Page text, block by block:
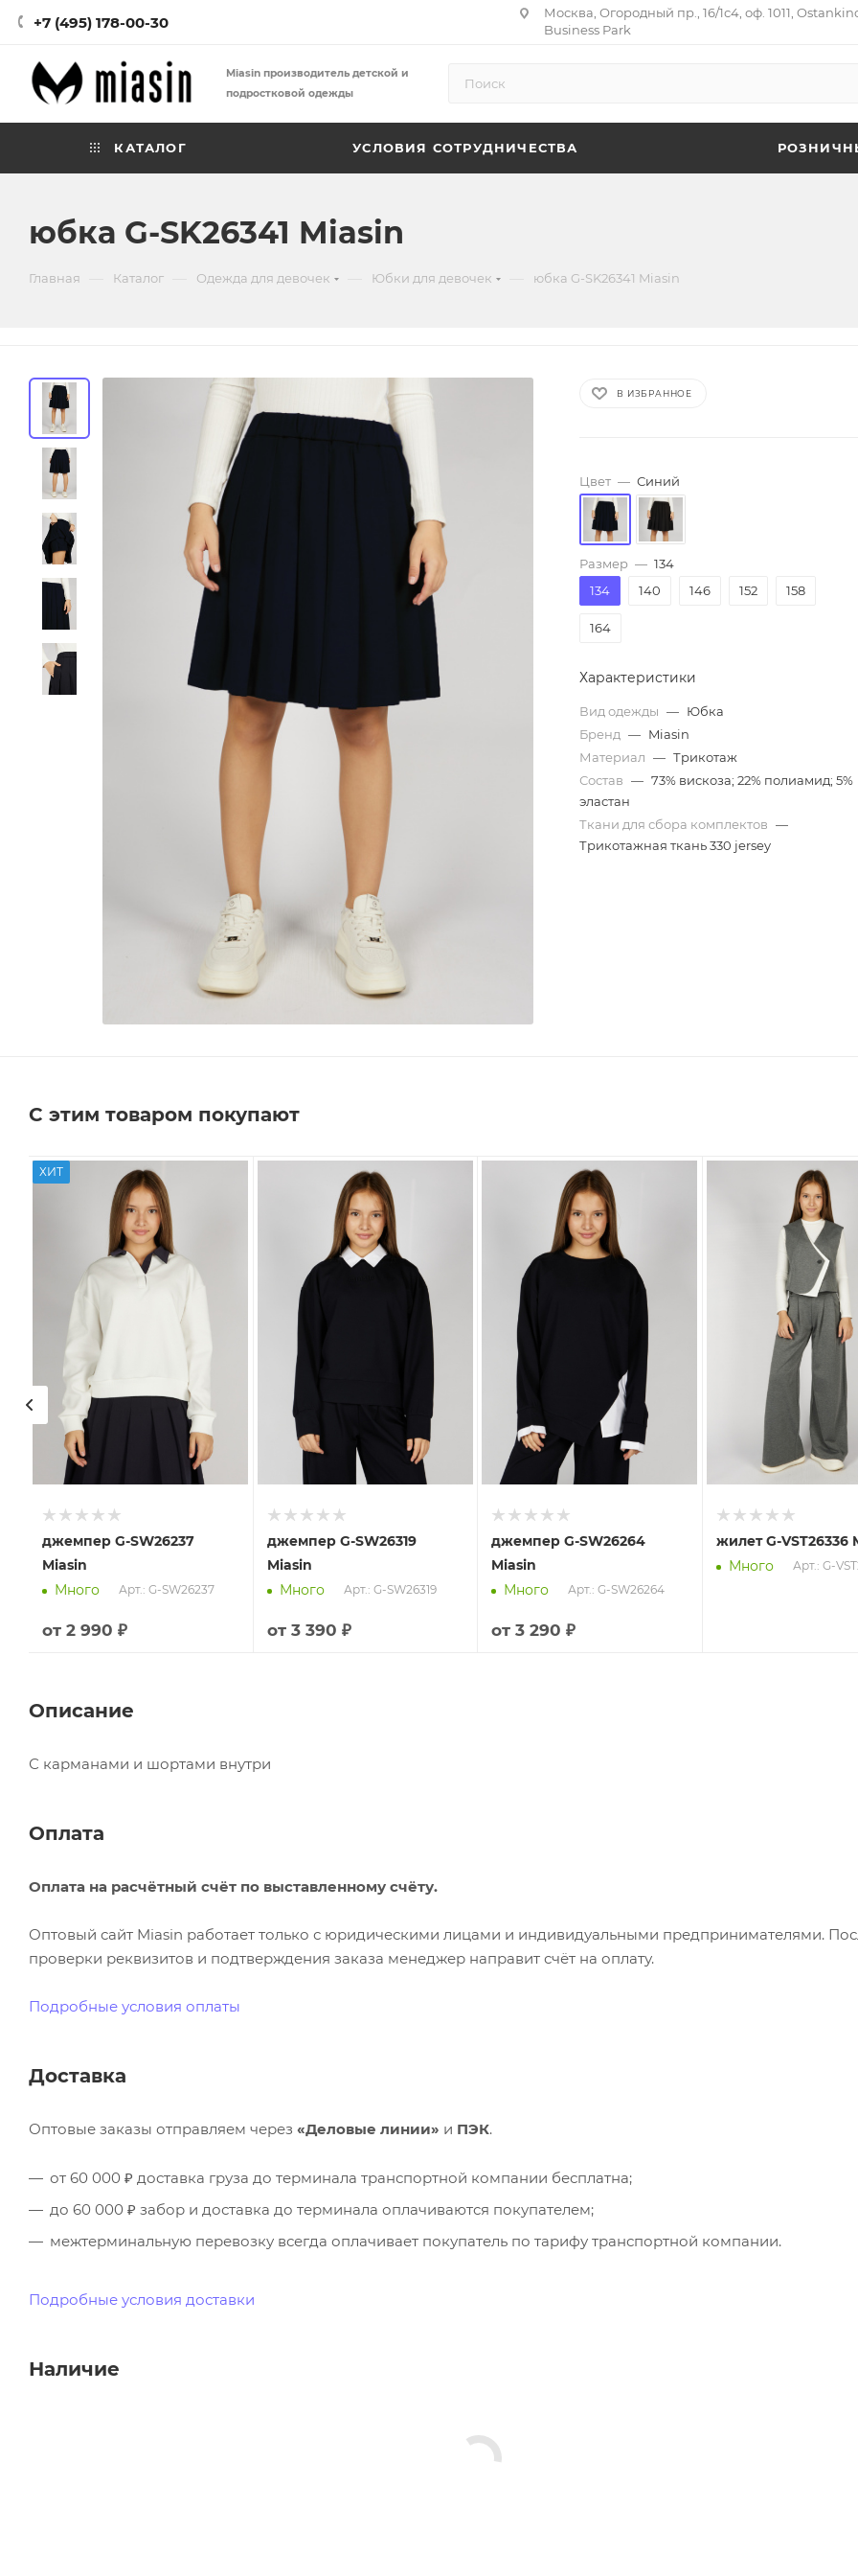
+7 (495) 178-00-30
Москва, Огородный пр., 16/1с4, оф. 1011,
Business Park
Miasin производитель детской и
подростковой одежды
КАТАЛОГ УСЛОВИЯ СОТРУДНИЧЕСТВА
юбка G-SK26341 Miasin
Главная Каталог Одежда для девочек Юбки для девочек юбка G-SK26341 Miasin
В ИЗБРАННОЕ
Цвет — Синий
Размер — 134
134
140 146 152 158
164
Характеристики
Вид одежды — Юбка
Бренд — Miasin
Материал — Трикотаж
Состав — 73% вискоза; 22% полиамид; 5%
эластан
Ткани для сбора комплектов —
Трикотажная ткань 330 jersey
С этим товаром покупают
ХИТ
джемпер G-SW26237
Miasin
Много
Арт.: G-SW26237
от 2 990 ₽
джемпер G-SW26319
Miasin
Много
Арт.: G-SW26319
от 3 390 ₽
джемпер G-SW26264
Miasin
Много
Арт.: G-SW26264
от 3 290 ₽
жилет G-VST26336
Много
Арт.: G-
Описание
С карманами и шортами внутри
Оплата
Оплата на расчётный счёт по выставленному счёту.
Оптовый сайт Miasin работает только с юридическими лицами и индивидуальными предпринимателями.
проверки реквизитов и подтверждения заказа менеджер направит счёт на оплату.
Подробные условия оплаты
Доставка
Оптовые заказы отправляем через «Деловые линии» и ПЭК.
от 60 000 ₽ доставка груза до терминала транспортной компании бесплатна;
до 60 000 ₽ забор и доставка до терминала оплачиваются покупателем;
межтерминальную перевозку всегда оплачивает покупатель по тарифу транспортной компании.
Подробные условия доставки
Наличие